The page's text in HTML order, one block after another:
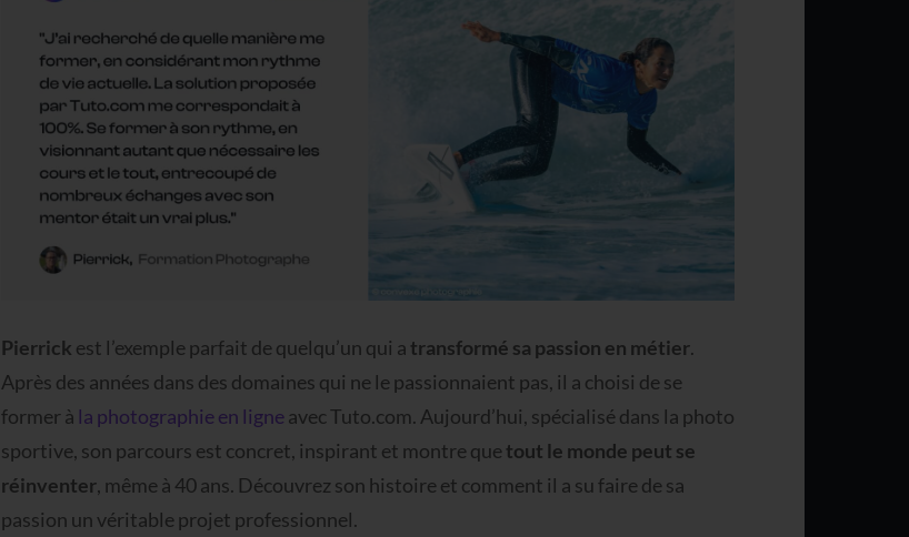
Pierrick est l’exemple parfait de quelqu’un qui a transformé sa passion en métier.
Après des années dans des domaines qui ne le passionnaient pas, il a choisi de se
former à la photographie en ligneavec Tuto.com. Aujourd’hui, spécialisé dans la photo
sportive, son parcours est concret, inspirant et montre que tout le monde peut se
réinventer, même à 40 ans. Découvrez son histoire et comment il a su faire de sa
passion un véritable projet professionnel.